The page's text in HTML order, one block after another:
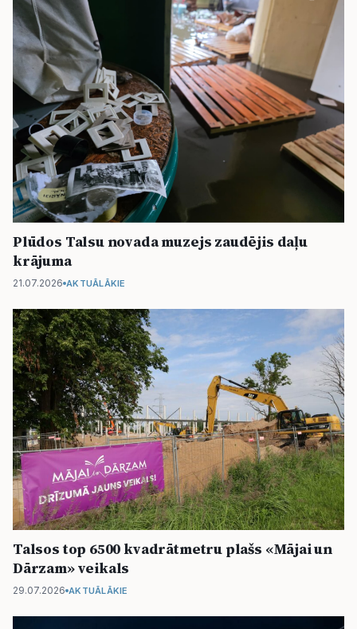
Plūdos Talsu novada muzejs zaudējis daļu
krājuma
21.07.2026 AKTUĀLĀKIE
Talsos top 6500 kvadrātmetru plašs «Mājai un
Dārzam» veikals
29.07.2026 AKTUĀLĀKIE